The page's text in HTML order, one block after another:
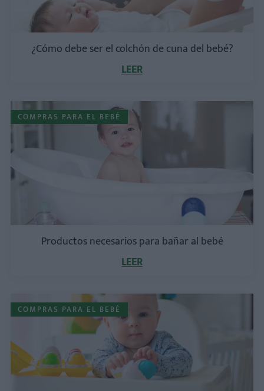
¿Cómo debe ser el colchón de cuna del bebé?
LEER
COMPRAS PARA EL BEBÉ
Productos necesarios para bañar al bebé
LEER
COMPRAS PARA EL BEBÉ